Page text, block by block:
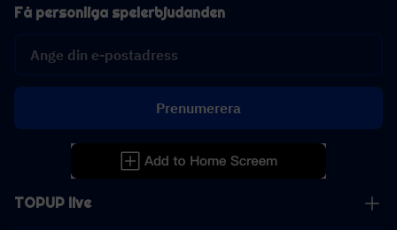
TOPUP live
Få personliga spelerbjudanden
Prenumerera